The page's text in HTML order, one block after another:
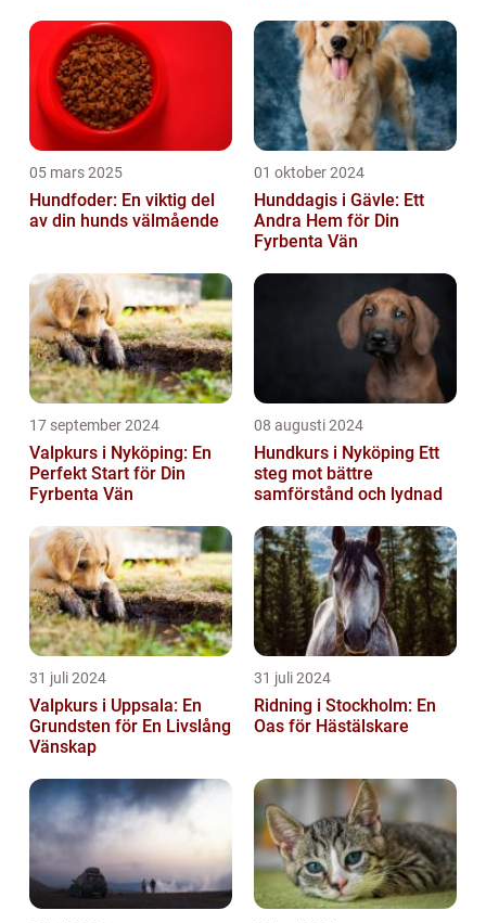
05 mars 2025
Hundfoder: En viktig del
av din hunds välmående
01 oktober 2024
Hunddagis i Gävle: Ett
Andra Hem för Din
Fyrbenta Vän
17 september 2024
Valpkurs i Nyköping: En
Perfekt Start för Din
Fyrbenta Vän
08 augusti 2024
Hundkurs i Nyköping Ett
steg mot bättre
samförstånd och lydnad
31 juli 2024
Valpkurs i Uppsala: En
Grundsten för En Livslång
Vänskap
31 juli 2024
Ridning i Stockholm: En
Oas för Hästälskare